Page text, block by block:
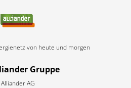
von heute und morgen
Gruppe
Alliander AG